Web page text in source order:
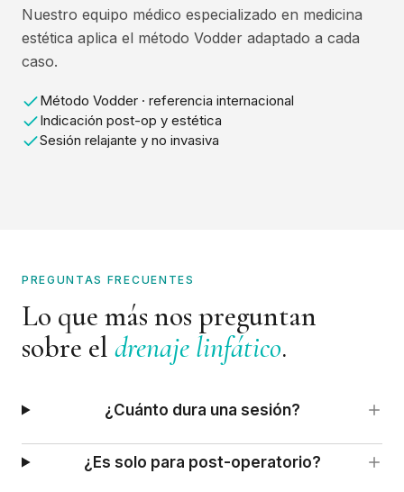
Nuestro equipo médico especializado en medicina
estética aplica el método Vodder adaptado a cada
caso.
Método Vodder · referencia internacional
Indicación post-op y estética
Sesión relajante y no invasiva
PREGUNTAS FRECUENTES
Lo que más nos preguntan
sobre el drenaje linfático.
¿Cuánto dura una sesión?
¿Es solo para post-operatorio?